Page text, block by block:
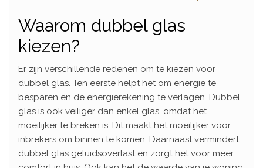
Waarom dubbel glas
kiezen?
Er zijn verschillende redenen om te kiezen voor
dubbel glas. Ten eerste helpt het om energie te
besparen en de energierekening te verlagen. Dubbel
glas is ook veiliger dan enkel glas, omdat het
moeilijker te breken is. Dit maakt het moeilijker voor
inbrekers om binnen te komen. Daarnaast vermindert
dubbel glas geluidsoverlast en zorgt het voor meer